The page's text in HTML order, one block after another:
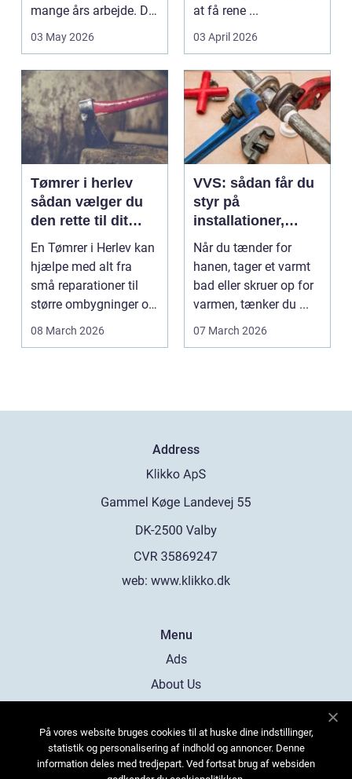
mange års arbejde. Det
kan være en planlagt
03 May 2026
at få rene ...
03 April 2026
Tømrer i herlev
sådan vælger du
den rette til dit
projekt
En Tømrer i Herlev kan
hjælpe med alt fra
små reparationer til
større ombygninger og
tilbygninger. N...
08 March 2026
VVS: sådan får du
styr på
installationer,
komfort og
energiforbrug
Når du tænder for
hanen, tager et varmt
bad eller skruer op for
varmen, tænker du ...
07 March 2026
Address
web: www.klikko.dk
Menu
Ads
About Us
Contact
Sitemap
På vores website bruges cookies til at huske dine indstillinger,
statistik og personalisering af indhold og annoncer. Denne
information deles med tredjepart. Ved fortsat brug af websiden